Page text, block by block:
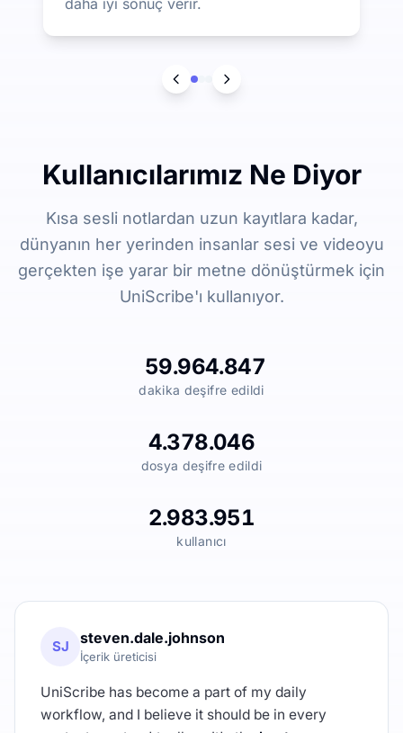
Kullanıcılarımız Ne Diyor
Kısa sesli notlardan uzun kayıtlara kadar,
dünyanın her yerinden insanlar sesi ve videoyu
gerçekten işe yarar bir metne dönüştürmek için
UniScribe'ı kullanıyor.
59.964.847
dakika deşifre edildi
4.378.046
dosya deşifre edildi
2.983.951
kullanıcı
SJ steven.dale.johnson
İçerik üreticisi
UniScribe has become a part of my daily
workflow, and I believe it should be in every